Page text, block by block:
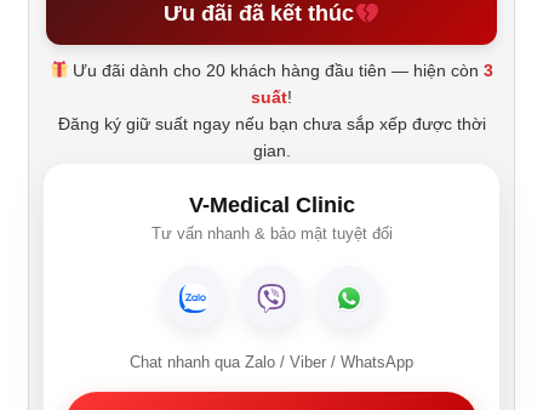
Ưu đãi đã kết thúc
Ưu đãi dành cho 20 khách hàng đầu tiên — hiện còn3
suất!
Đăng ký giữ suất ngay nếu bạn chưa sắp xếp được thời
gian.
V-Medical Clinic
Tư vấn nhanh & bảo mật tuyệt đối
Chat nhanh qua Zalo / Viber / WhatsApp